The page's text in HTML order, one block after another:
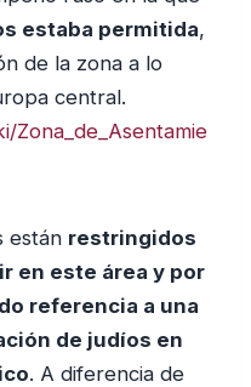
estaba permitida,
de la zona a lo
central.
Zona_de_Asentamie
están restringidos
en este área y por
referencia a una
de judíos en
. A diferencia de